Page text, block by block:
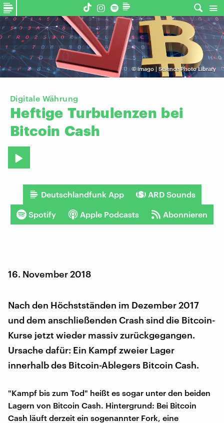
©imago | Science Photo Library
Digitale Währung
Heftige Turbulenzen bei
Bitcoin Cash
Deutschlandfunk App ARD Sounds
Spotify Apple Podcasts Abonnieren
16. November 2018
Nach den Höchstständen im Dezember 2017
und dem anschließenden Crash sind die Bitcoin-
Kurse jetzt wieder massiv zurückgegangen.
Ursache dafür: Ein Kampf zweier Lager
innerhalb des Bitcoin-Ablegers Bitcoin Cash.
"Kampf bis zum Tod" heißt es sogar unter den beiden
Lagern von Bitcoin Cash. Hintergrund: Bei Bitcoin
Cash läuft derzeit ein sogenannter Fork, eine